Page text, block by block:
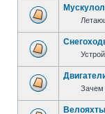
Зачем
Велояхты